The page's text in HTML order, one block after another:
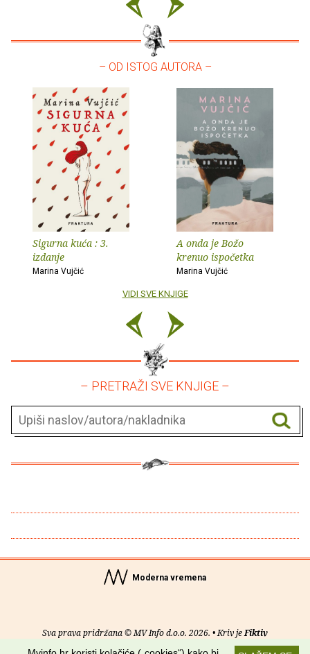
– OD ISTOG AUTORA –
Sigurna kuća : 3.
izdanje
Marina Vujčić
A onda je Božo
krenuo ispočetka
Marina Vujčić
VIDI SVE KNJIGE
– PRETRAŽI SVE KNJIGE –
Moderna vremena
Sva prava pridržana © MV Info d.o.o. 2026. • Kriv jeFiktiv